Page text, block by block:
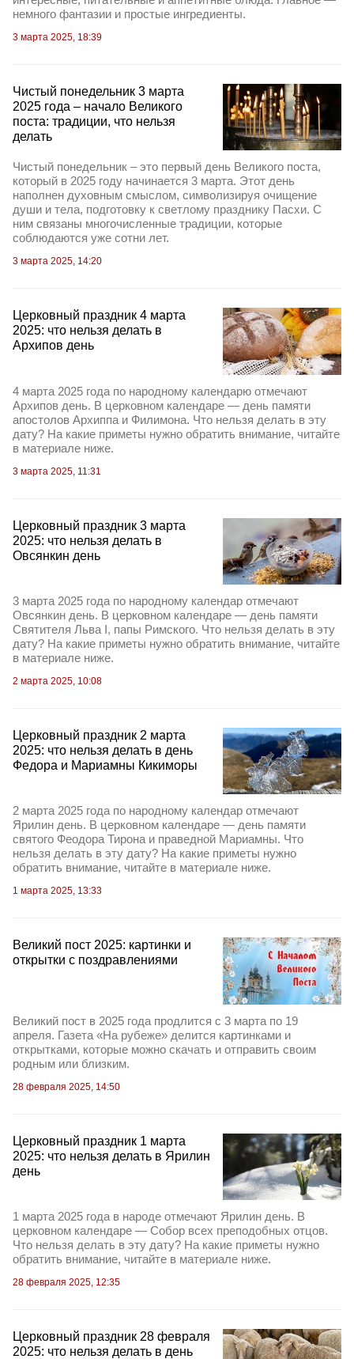
немного фантазии и простые ингредиенты.
3 марта 2025, 18:39
Чистый понедельник 3 марта
2025 года – начало Великого
поста: традиции, что нельзя
делать
Чистый понедельник – это первый день Великого поста,
который в 2025 году начинается 3 марта. Этот день
наполнен духовным смыслом, символизируя очищение
души и тела, подготовку к светлому празднику Пасхи. С
ним связаны многочисленные традиции, которые
соблюдаются уже сотни лет.
3 марта 2025, 14:20
Церковный праздник 4 марта
2025: что нельзя делать в
Архипов день
4 марта 2025 года по народному календарю отмечают
Архипов день. В церковном календаре — день памяти
апостолов Архиппа и Филимона. Что нельзя делать в эту
дату? На какие приметы нужно обратить внимание, читайте
в материале ниже.
3 марта 2025, 11:31
Церковный праздник 3 марта
2025: что нельзя делать в
Овсянкин день
3 марта 2025 года по народному календар отмечают
Овсянкин день. В церковном календаре — день памяти
Святителя Льва I, папы Римского. Что нельзя делать в эту
дату? На какие приметы нужно обратить внимание, читайте
в материале ниже.
2 марта 2025, 10:08
Церковный праздник 2 марта
2025: что нельзя делать в день
Федора и Мариамны Кикиморы
2 марта 2025 года по народному календар отмечают
Ярилин день. В церковном календаре — день памяти
святого Феодора Тирона и праведной Мариамны. Что
нельзя делать в эту дату? На какие приметы нужно
обратить внимание, читайте в материале ниже.
1 марта 2025, 13:33
Великий пост 2025: картинки и
открытки с поздравлениями
Великий пост в 2025 года продлится с 3 марта по 19
апреля. Газета «На рубеже» делится картинками и
открытками, которые можно скачать и отправить своим
родным или близким.
28 февраля 2025, 14:50
Церковный праздник 1 марта
2025: что нельзя делать в Ярилин
день
1 марта 2025 года в народе отмечают Ярилин день. В
церковном календаре — Собор всех преподобных отцов.
Что нельзя делать в эту дату? На какие приметы нужно
обратить внимание, читайте в материале ниже.
28 февраля 2025, 12:35
Церковный праздник 28 февраля
2025: что нельзя делать в день